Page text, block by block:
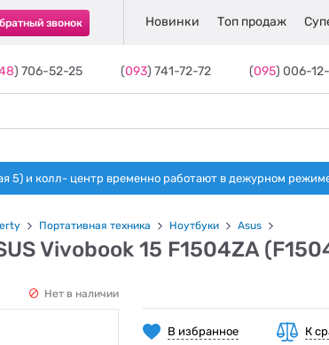
звонок Новинки Топ продаж
) 706-52-25 (093) 741-72-72 (095) 006-
5) и колл- центр временно работают в дежурном
Портативная техника Ноутбуки Asus
Vivobook 15 F1504ZA
Нет в наличии
В избранное К